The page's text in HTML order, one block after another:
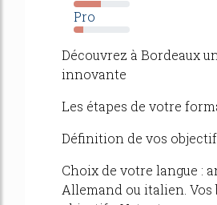
48%
Pro
17%
Découvrez à Bordeaux
innovante
Les étapes de votre
Définition de vos
Choix de votre langue :
Allemand ou italien. Vos